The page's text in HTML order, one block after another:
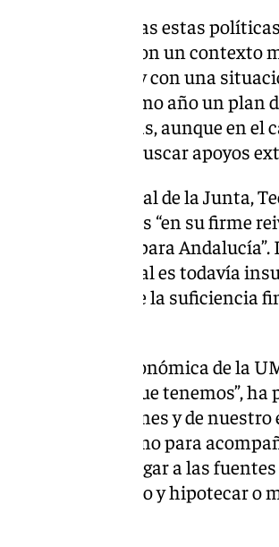
afirmar que todas estas
difícil, con un contexto
LUPA— “y con una
hacer en este último año un plan
de hacer cosas, aunque en
actividades y buscar apoyos
secretario general de la Junta,
de los rectores “en su firme
y equitativo para
financiación actual es todavía
la garantía de la suficiencia
la situación económica de la
que tenemos”,
de las instituciones y de
directos, sino para
y llegar a las
cotidiano y hipotecar o